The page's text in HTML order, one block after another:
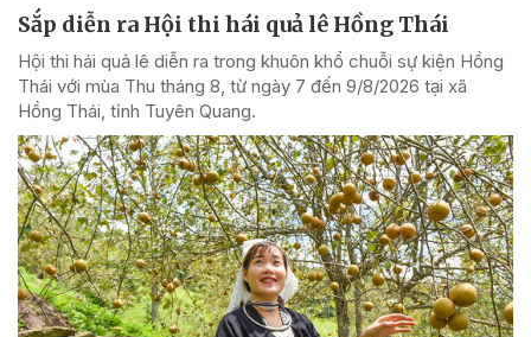
Sắp diễn ra Hội thi hái quả lê Hồng Thái
Hội thi hái quả lê diễn ra trong khuôn khổ chuỗi sự kiện Hồng
Thái với mùa Thu tháng 8, từ ngày 7 đến 9/8/2026 tại xã
Hồng Thái, tỉnh Tuyên Quang.